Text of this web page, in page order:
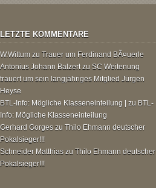
LETZTE KOMMENTARE
W.Wittum zu Trauer um Ferdinand BÃ¤uerle
Antonius Johann Balzertzu SC Weitenung
trauert um sein langjähriges Mitglied Jürgen
Heyse
BTL-Info: Mögliche Klasseneinteilung | zu BTL-
Info: Mögliche Klasseneinteilung
Gerhard Gorges zu Thilo Ehmann deutscher
Pokalsieger!!!
Schneider Matthias zu Thilo Ehmann deutscher
Pokalsieger!!!